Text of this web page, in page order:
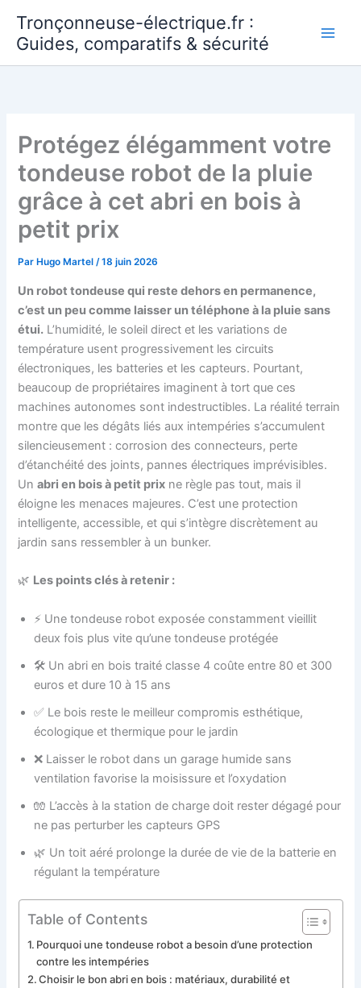
contenu
Tronçonneuse-électrique.fr :
Guides, comparatifs & sécurité
Protégez élégamment votre
tondeuse robot de la pluie
grâce à cet abri en bois à
petit prix
Par Hugo Martel/18 juin 2026
Un robot tondeuse qui reste dehors en permanence,
c’est un peu comme laisser un téléphone à la pluie sans
étui. L’humidité, le soleil direct et les variations de
température usent progressivement les circuits
électroniques, les batteries et les capteurs. Pourtant,
beaucoup de propriétaires imaginent à tort que ces
machines autonomes sont indestructibles. La réalité terrain
montre que les dégâts liés aux intempéries s’accumulent
silencieusement : corrosion des connecteurs, perte
d’étanchéité des joints, pannes électriques imprévisibles.
Unabri en bois à petit prix ne règle pas tout, mais il
éloigne les menaces majeures. C’est une protection
intelligente, accessible, et qui s’intègre discrètement au
jardin sans ressembler à un bunker.
🌿 Les points clés à retenir :
⚡ Une tondeuse robot exposée constamment vieillit
deux fois plus vite qu’une tondeuse protégée
🛠️ Un abri en bois traité classe 4 coûte entre 80 et 300
euros et dure 10 à 15 ans
✅ Le bois reste le meilleur compromis esthétique,
écologique et thermique pour le jardin
❌ Laisser le robot dans un garage humide sans
ventilation favorise la moisissure et l’oxydation
🧤 L’accès à la station de charge doit rester dégagé pour
ne pas perturber les capteurs GPS
🌿 Un toit aéré prolonge la durée de vie de la batterie en
régulant la température
Table of Contents
Pourquoi une tondeuse robot a besoin d’une protection
contre les intempéries
Choisir le bon abri en bois : matériaux, durabilité et